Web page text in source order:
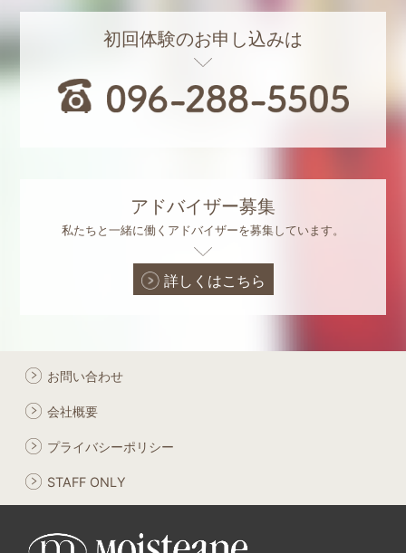
初回体験のお申し込みは
アドバイザー募集
私たちと一緒に働くアドバイザーを募集しています。
詳しくはこちら
お問い合わせ
会社概要
プライバシーポリシー
STAFF ONLY